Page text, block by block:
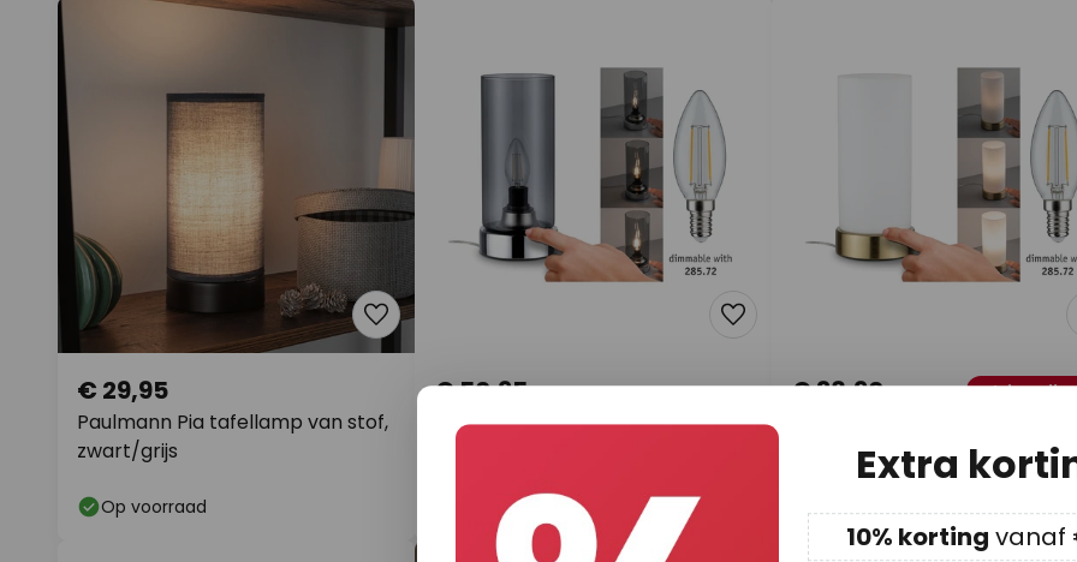
Paulmann Pia tafellamp van stof,
zwart/grijs
€ 29,95
Op voorraad
Paulmann tafellamp Pinja
€ 50,95
Op voorraad
messing/opaal
€ 38,90 adviesprijs -
Op voorraad
Extra
10% korting vanaf